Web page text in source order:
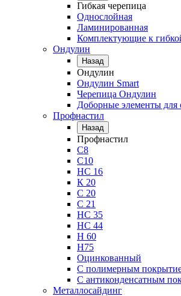
Гибкая черепица
Однослойная
Ламинированная
Комплектующие к
Ондулин
Назад
Ондулин
Ондулин Smart
Черепица Ондулин
Доборные элементы для
Профнастил
Назад
Профнастил
С8
С10
НС 16
К 20
С 20
С 21
НС 35
НС 44
Н 60
Н75
Оцинкованный
С полимерным
С антиконденсатным
Металлосайдинг